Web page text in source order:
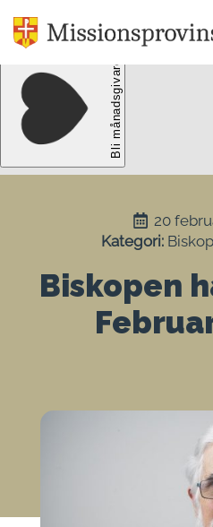
20
Kategori:
Biskopen